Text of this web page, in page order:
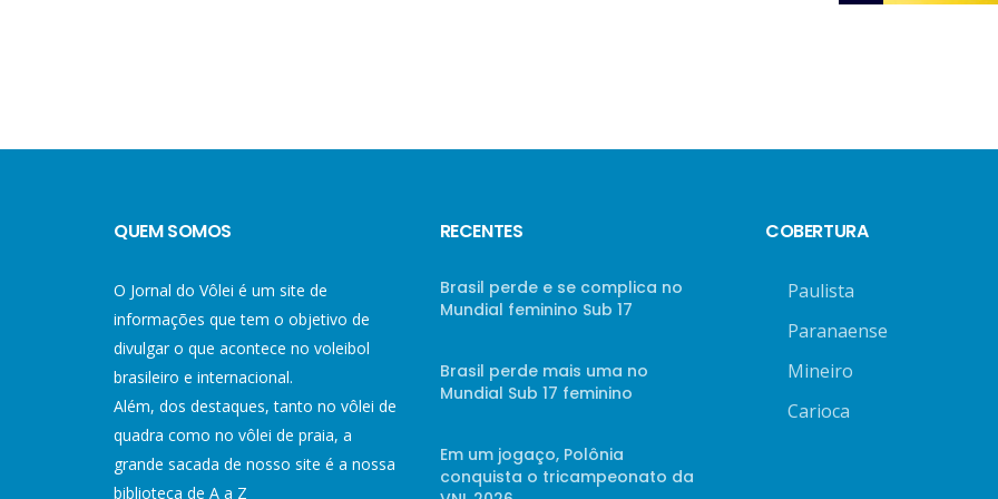
QUEM SOMOS
O Jornal do Vôlei é um site de
informações que tem o objetivo de
divulgar o que acontece no voleibol
brasileiro e internacional.
Além, dos destaques, tanto no vôlei de
quadra como no vôlei de praia, a
grande sacada de nosso site é a nossa
biblioteca de A a Z
RECENTES
Brasil perde e se complica no
Mundial feminino Sub 17
Brasil perde mais uma no
Mundial Sub 17 feminino
Em um jogaço, Polônia
conquista o tricampeonato da
COBERTURA
Paulista
Paranaense
Mineiro
Carioca